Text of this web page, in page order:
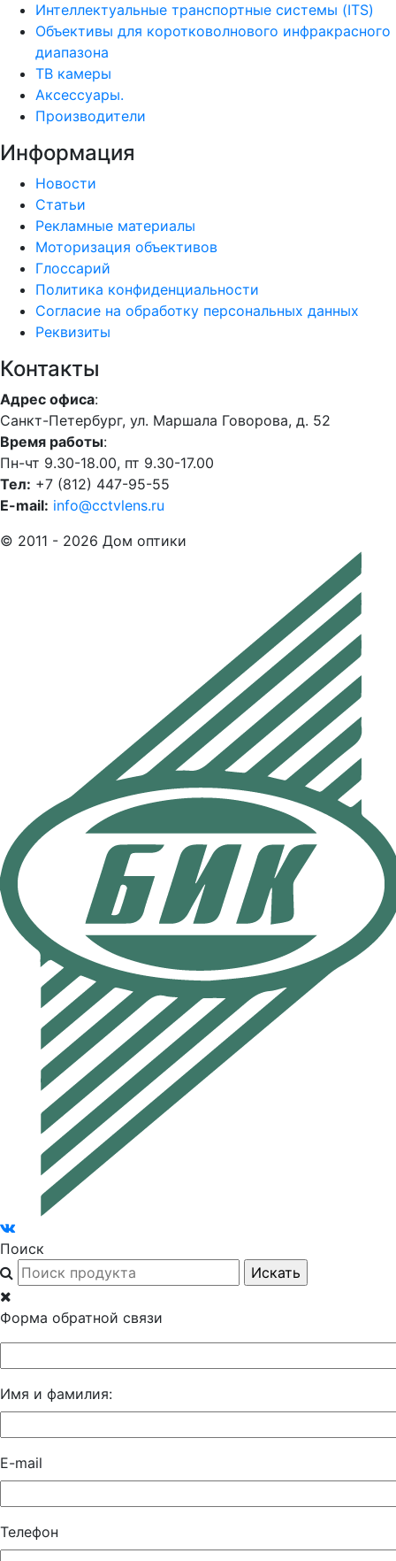
Интеллектуальные транспортные системы (ITS)
Объективы для коротковолнового инфракрасного
диапазона
ТВ камеры
Аксессуары.
Производители
Информация
Новости
Статьи
Рекламные материалы
Моторизация объективов
Глоссарий
Политика конфиденциальности
Согласие на обработку персональных данных
Реквизиты
Контакты
Адрес офиса:
Санкт-Петербург, ул. Маршала Говорова, д. 52
Время работы:
Пн-чт 9.30-18.00, пт 9.30-17.00
Тел: +7 (812) 447-95-55
E-mail: info@cctvlens.ru
© 2011 - 2026 Дом оптики
Поиск
Форма обратной связи
Имя и фамилия:
E-mail
Телефон